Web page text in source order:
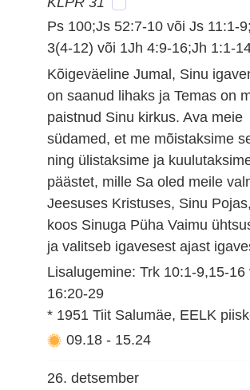
Ps 100;Js 52:7-10 või Js 11:1-
3(4-12) või 1Jh 4:9-16;Jh 1:1-
Kõigeväeline Jumal, Sinu
on saanud lihaks ja Temas on
paistnud Sinu kirkus. Ava meie
südamed, et me mõistaksime
ning ülistaksime ja
päästet, mille Sa oled meile
Jeesuses Kristuses, Sinu
koos Sinuga Püha Vaimu
ja valitseb igavesest ajast
Lisalugemine: Trk 10:1-9,15-16
16:20-29
* 1951 Tiit Salumäe, EELK
09.18 - 15.24
26. detsember